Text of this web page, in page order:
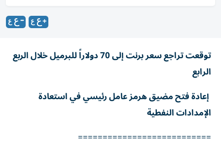
توقعت تراجع سعر برنت إلى 70 دولاراً للبرميل خلال الربع
الرابع
إعادة فتح مضيق هرمز عامل رئيسي في استعادة
الإمدادات النفطية
===========================